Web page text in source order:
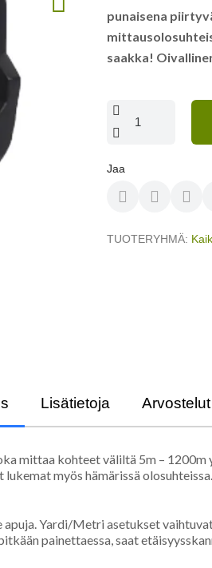
punaisena
saakka!
Jaa
TUOTERYHMÄ
Lisätietoja Arvostelut
mittaa kohteet väliltä 5m –
myös hämärissä
Yardi/Metri asetukset
painettaessa, saat